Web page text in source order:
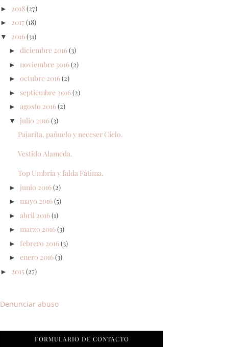
► 2018(27)
► 2017(18)
▼ 2016(31)
► diciembre 2016(3)
► noviembre 2016(2)
► octubre 2016(2)
► septiembre 2016(2)
► agosto 2016(2)
▼ julio 2016(3)
Pajarita, pañuelo y neceser Cielo.
Vestido Alameda.
Top Umbría y falda Fátima.
► junio 2016(2)
► mayo 2016(5)
► abril 2016(1)
► marzo 2016(3)
► febrero 2016(3)
► enero 2016(3)
► 2015 (27)
Denunciar abuso
FORMULARIO DE CONTACTO